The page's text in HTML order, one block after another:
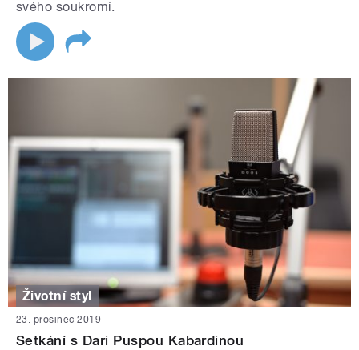
svého soukromí.
Životní styl
23. prosinec 2019
Setkání s Dari Puspou Kabardinou